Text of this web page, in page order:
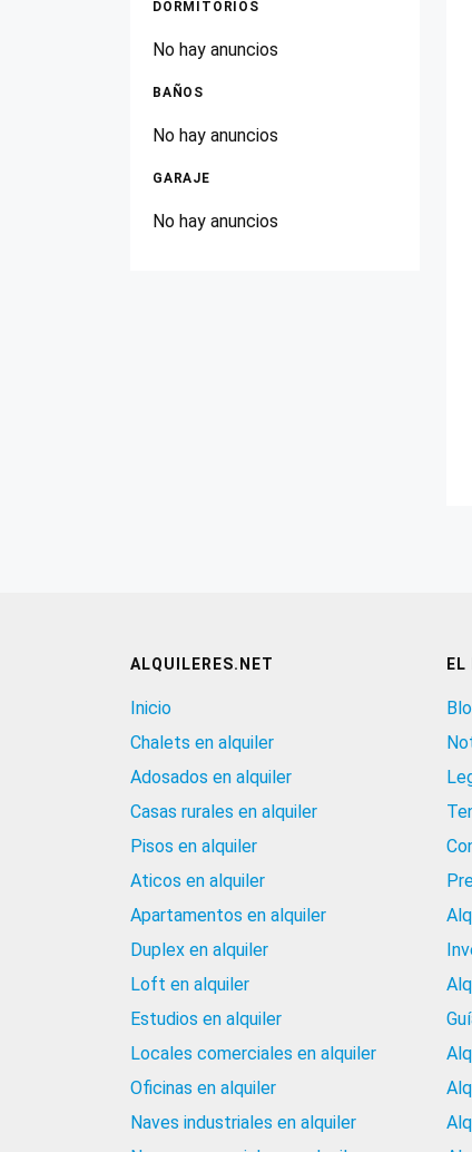
DORMITORIOS
No hay anuncios
BAÑOS
No hay anuncios
GARAJE
No hay anuncios
ALQUILERES.NET
Inicio
Chalets en alquiler
Adosados en alquiler
Casas rurales en alquiler
Pisos en alquiler
Aticos en alquiler
Apartamentos en alquiler
Duplex en alquiler
Loft en alquiler
Estudios en alquiler
Locales comerciales en alquiler
Oficinas en alquiler
Naves industriales en alquiler